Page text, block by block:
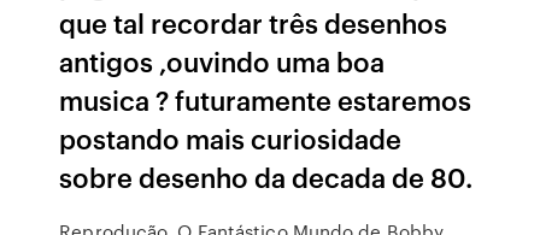
que tal recordar três desenhos
antigos ,ouvindo uma boa
musica ? futuramente estaremos
postando mais curiosidade
sobre desenho da decada de 80.